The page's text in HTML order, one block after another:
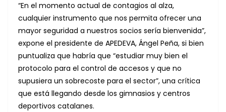
“En el momento actual de contagios al alza,
cualquier instrumento que nos permita ofrecer una
mayor seguridad a nuestros socios sería bienvenida”,
expone el presidente de APEDEVA, Ángel Peña, si bien
puntualiza que habría que “estudiar muy bien el
protocolo para el control de accesos y que no
supusiera un sobrecoste para el sector”, una crítica
que está llegando desde los gimnasios y centros
deportivos catalanes.